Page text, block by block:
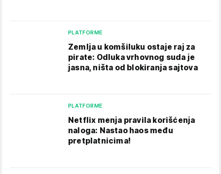
PLATFORME
Zemlja u komšiluku ostaje raj za
pirate: Odluka vrhovnog suda je
jasna, ništa od blokiranja sajtova
PLATFORME
Netflix menja pravila korišćenja
naloga: Nastao haos među
pretplatnicima!